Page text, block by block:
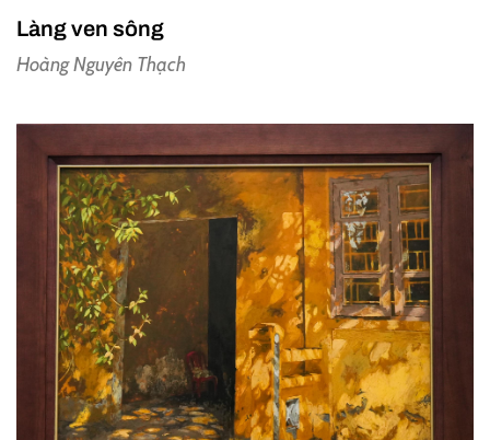
Làng ven sông
Hoàng Nguyên Thạch